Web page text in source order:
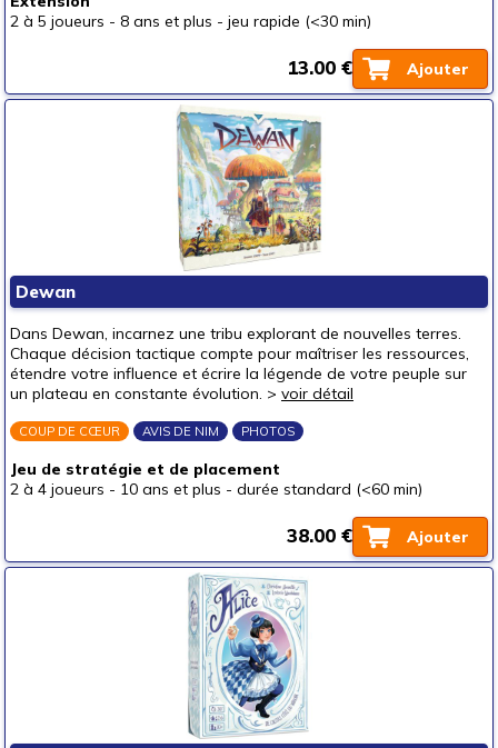
2 à 5 joueurs - 8 ans et plus - jeu rapide (<30 min)
Ajouter
13.00 €
Dewan
Dans Dewan, incarnez une tribu explorant de nouvelles terres.
Chaque décision tactique compte pour maîtriser les ressources,
étendre votre influence et écrire la légende de votre peuple sur
un plateau en constante évolution. > voir détail
COUP DE CŒUR AVIS DE NIM PHOTOS
Jeu de stratégie et de placement
2 à 4 joueurs - 10 ans et plus - durée standard (<60 min)
Ajouter
38.00 €